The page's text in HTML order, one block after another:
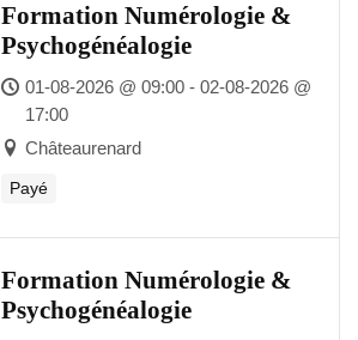
Formation Numérologie &
Psychogénéalogie
01-08-2026 @ 09:00 - 02-08-2026 @
17:00
Châteaurenard
Payé
Formation Numérologie &
Psychogénéalogie